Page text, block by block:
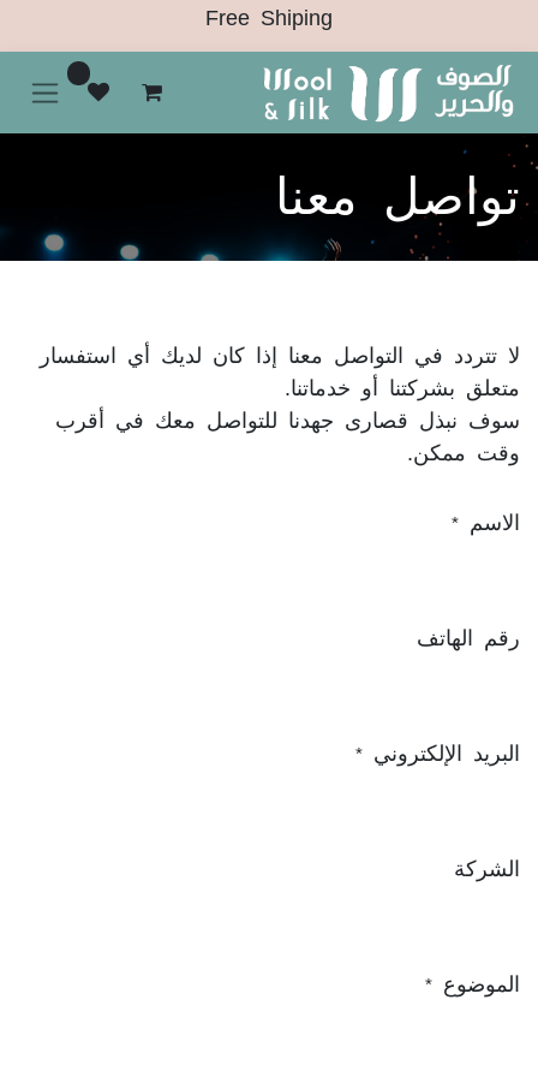
Free Shiping
تواصل معنا
لا تتردد في التواصل معنا إذا كان لديك أي استفسار
متعلق بشركتنا أو خدماتنا.
سوف نبذل قصارى جهدنا للتواصل معك في أقرب
وقت ممكن.
الاسم *
رقم الهاتف
البريد الإلكتروني *
الشركة
الموضوع *